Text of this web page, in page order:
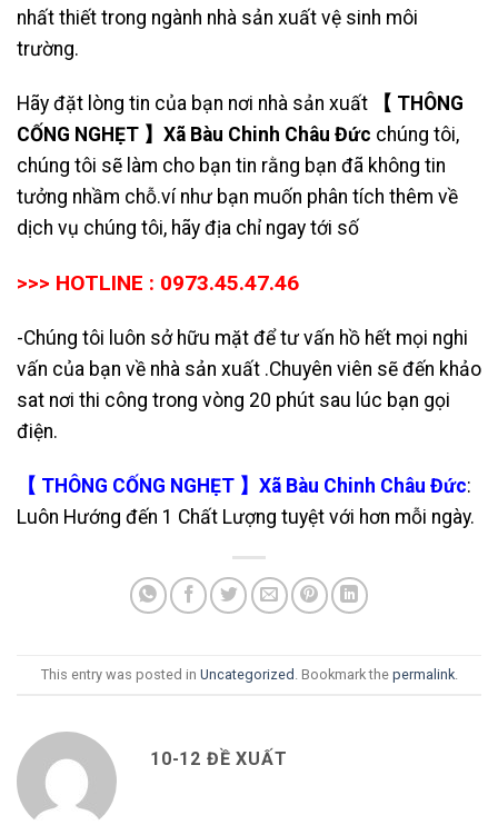
nhất thiết trong ngành nhà sản xuất vệ sinh môi
trường.
Hãy đặt lòng tin của bạn nơi nhà sản xuất
【 THÔNG
CỐNG NGHẸT 】Xã Bàu Chinh Châu Đức chúng tôi,
chúng tôi sẽ làm cho bạn tin rằng bạn đã không tin
tưởng nhầm chỗ.ví như bạn muốn phân tích thêm về
dịch vụ chúng tôi, hãy địa chỉ ngay tới số
>>> HOTLINE : 0973.45.47.46
-Chúng tôi luôn sở hữu mặt để tư vấn hồ hết mọi nghi
vấn của bạn về nhà sản xuất .Chuyên viên sẽ đến khảo
sat nơi thi công trong vòng 20 phút sau lúc bạn gọi
điện.
【 THÔNG CỐNG NGHẸT 】Xã Bàu Chinh Châu Đức:
Luôn Hướng đến 1 Chất Lượng tuyệt với hơn mỗi ngày.
This entry was posted in Uncategorized . Bookmark the permalink.
10-12 ĐỀ XUẤT